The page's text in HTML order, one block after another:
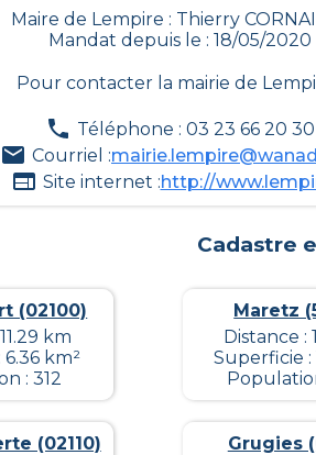
Maire de Lempire : Thierry
Mandat depuis le : 18/05/2020
Pour contacter la mairie de
Téléphone : 03 23 66 20 30
Courriel :
Site internet :http://
Cadastre
(02100)
km
km²
: 312
Maretz
Distance :
Superficie :
(02110)
Grugies